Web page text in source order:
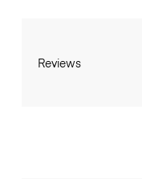
Reviews